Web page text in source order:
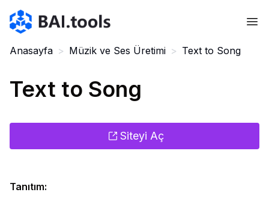
Bai.tools
Anasayfa > Müzik ve Ses Üretimi > Text to Song
Text to Song
Siteyi Aç
Tanıtım: